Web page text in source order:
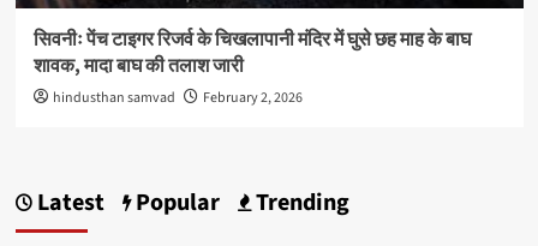
सिवनीः पेंच टाइगर रिजर्व के चिखलापानी मंदिर में घुसे छह माह के बाघ
शावक, मादा बाघ की तलाश जारी
hindusthan samvad February 2, 2026
Latest Popular Trending